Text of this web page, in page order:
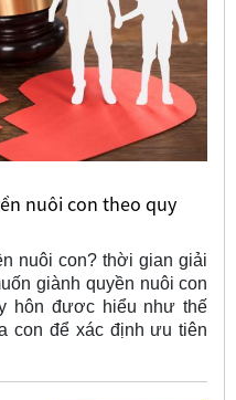
nuôi con theo quy
nuôi con? thời gian giải
giành quyền nuôi con
hôn đươc hiểu như thế
con để xác định ưu tiên